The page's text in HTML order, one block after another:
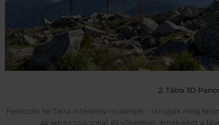
2. Tátra 3D
Fedezzék fel Tátra interaktív modelljét – tanulják meg
az egyes csúcsokat és völgyeket, amelyeket a